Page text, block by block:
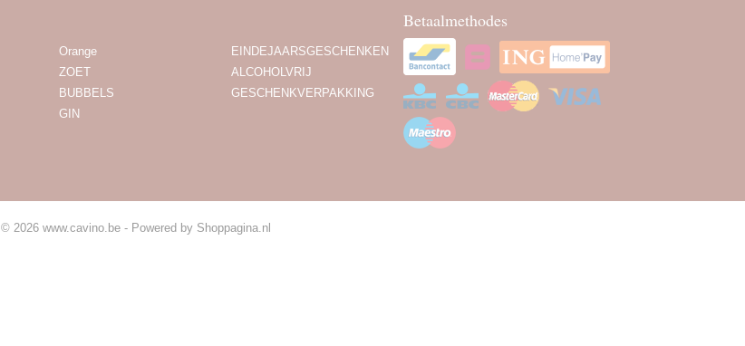
Orange
ZOET
BUBBELS
GIN
EINDEJAARSGESCHENKEN
ALCOHOLVRIJ
GESCHENKVERPAKKING
Betaalmethodes
© 2026 www.cavino.be - Powered by Shoppagina.nl